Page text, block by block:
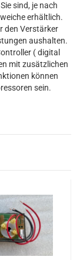
sind, je nach
erhältlich.
den Verstärker
aushalten.
(digital
mit zusätzlichen
können
sein.